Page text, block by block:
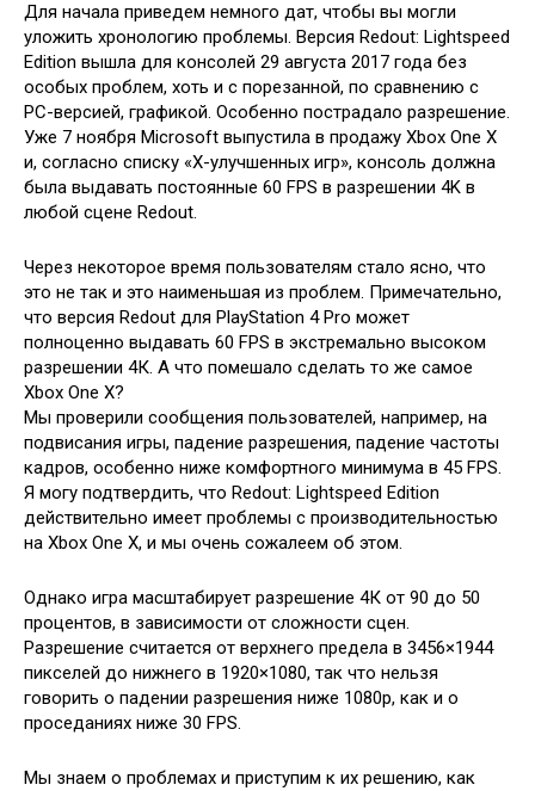
Для начала приведем немного дат, чтобы вы могли
уложить хронологию проблемы. Версия Redout: Lightspeed
Edition вышла для консолей 29 августа 2017 года без
особых проблем, хоть и с порезанной, по сравнению с
РС-версией, графикой. Особенно пострадало разрешение.
Уже 7 ноября Microsoft выпустила в продажу Xbox One X
и, согласно списку «X-улучшенных игр», консоль должна
была выдавать постоянные 60 FPS в разрешении 4K в
любой сцене Redout.
Через некоторое время пользователям стало ясно, что
это не так и это наименьшая из проблем. Примечательно,
что версия Redout для PlayStation 4 Pro может
полноценно выдавать 60 FPS в экстремально высоком
разрешении 4К. А что помешало сделать то же самое
Xbox One X?
Мы проверили сообщения пользователей, например, на
подвисания игры, падение разрешения, падение частоты
кадров, особенно ниже комфортного минимума в 45 FPS.
Я могу подтвердить, что Redout: Lightspeed Edition
действительно имеет проблемы с производительностью
на Xbox One X, и мы очень сожалеем об этом.
Однако игра масштабирует разрешение 4К от 90 до 50
процентов, в зависимости от сложности сцен.
Разрешение считается от верхнего предела в 3456×1944
пикселей до нижнего в 1920×1080, так что нельзя
говорить о падении разрешения ниже 1080р, как и о
проседаниях ниже 30 FPS.
Мы знаем о проблемах и приступим к их решению, как